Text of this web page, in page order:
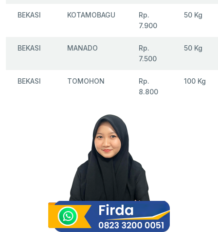
BEKASI KOTAMOBAGU
Rp.
7.900
50 Kg
BEKASI MANADO
Rp.
7.500
50 Kg
BEKASI TOMOHON
Rp.
8.800
100 Kg